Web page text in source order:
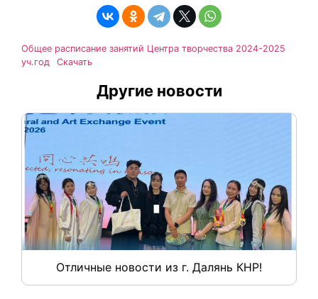
Общее расписание занятий Центра творчества 2024-2025
уч.год
Скачать
Другие новости
Отличные новости из г. Далянь КНР!